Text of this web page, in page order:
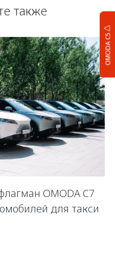
OMODA C5
также
OMODA C7
для такси